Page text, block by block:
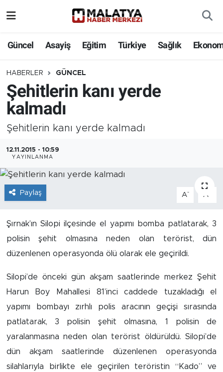
Güncel Asayiş Eğitim Türkiye Sağlık
HABERLER GÜNCEL
Şehitlerin kanı yerde
kalmadı
Şehitlerin kanı yerde kalmadı
12.11.2015 - 10:59
YAYINLANMA
Paylaş A- A
Şırnak’ın Silopi ilçesinde el yapımı bomba patlatarak, 3
polisin şehit olmasına neden olan terörist, dün
düzenlenen operasyonda ölü olarak ele geçirildi.
Silopi’de önceki gün akşam saatlerinde merkez Şehit
Harun Boy Mahallesi 81’inci caddede tuzakladığı el
yapımı bombayı zırhlı polis aracının geçişi sırasında
patlatarak, 3 polisin şehit olmasına, 1 polisin de
yaralanmasına neden olan terörist öldürüldü. Silopi’de
dün akşam saatlerinde düzenlenen operasyonda
silahlarıyla birlikte ele geçirilen teröristin “Kado” ve
Eğitim
Türkiye
Sağlık
Kültür
İş İlanları
Spor
Yazıhan
Kuluncak
Yeşilyurt